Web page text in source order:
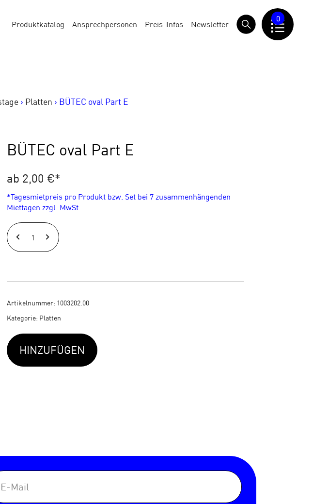
Produktkatalog Ansprechpersonen Preis-Infos Newsletter
0
> Platten > BÜTEC oval Part E
BÜTEC oval Part E
ab 2,00 €*
*Tagesmietpreis pro Produkt bzw. Set bei 7 zusammenhängenden
Miettagen zzgl. MwSt.
BÜTEC
oval
E
Menge
Artikelnummer: 1003202.00
Kategorie: Platten
HINZUFÜGEN